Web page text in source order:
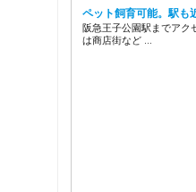
ペット飼育可能。駅も
阪急王子公園駅までアク
は商店街など …